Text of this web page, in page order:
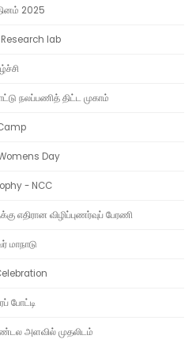
2025
lab
நலப்பணித் திட்ட முகாம்
Day
- NCC
எதிரான விழிப்புணர்வுப் பேரணி
மாநாடு
போட்டி
அளவில் முதலிடம்